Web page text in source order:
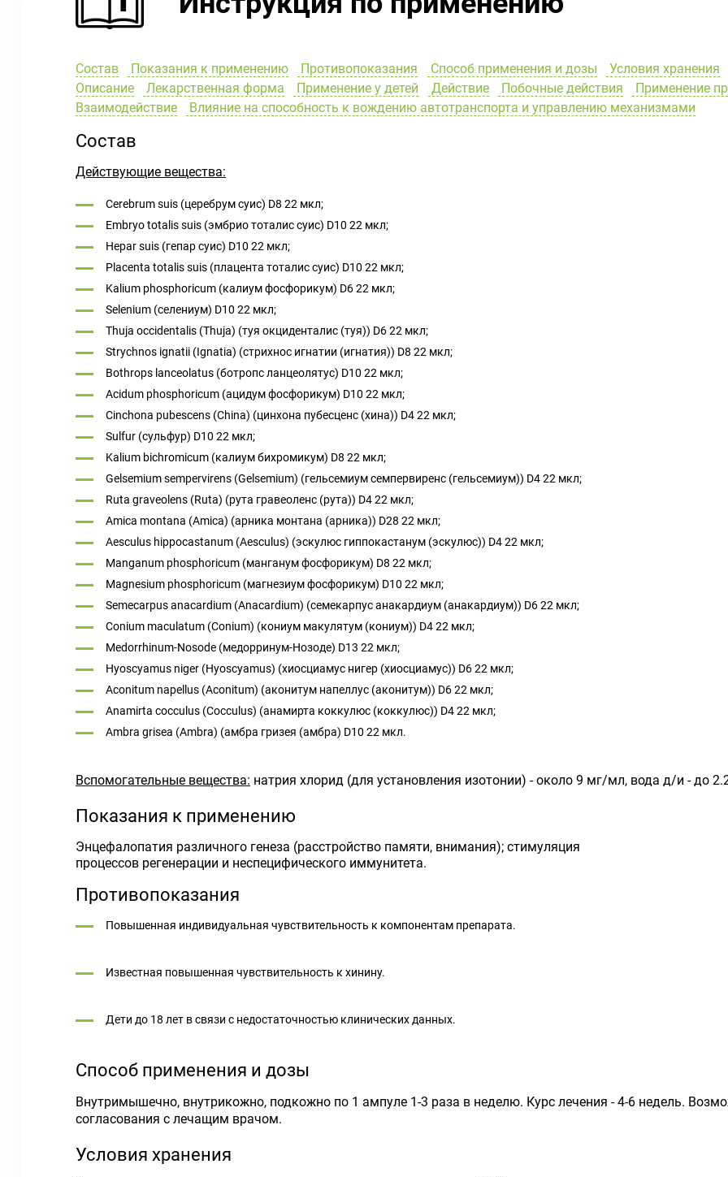
Состав Показания к применению Противопоказания Способ применения и дозы Условия хранения
Описание
Лекарственная форма Применение у детей Действие Побочные действия
Применение
Взаимодействие
Влияние на способность к вождению автотранспорта и управлению механизмами
Состав
Действующие вещества:
Cerebrum suis (церебрум суис) D8 22 мкл;
Embryo totalis suis (эмбрио тоталис суис) D10 22 мкл;
Hepar suis (гепар суис) D10 22 мкл;
Placenta totalis suis (плацента тоталис суис) D10 22 мкл;
Kalium phosphoricum (калиум фосфорикум) D6 22 мкл;
Selenium (селениум) D10 22 мкл;
Thuja occidentalis (Thuja) (туя окциденталис (туя)) D6 22 мкл;
Strychnos ignatii (Ignatia) (стрихнос игнатии (игнатия)) D8 22 мкл;
Bothrops lanceolatus (ботропс ланцеолятус) D10 22 мкл;
Acidum phosphoricum (ацидум фосфорикум) D10 22 мкл;
Cinchona pubescens (China) (цинхона пубесценс (хина)) D4 22 мкл;
Sulfur (сульфур) D10 22 мкл;
Kalium bichromicum (калиум бихромикум) D8 22 мкл;
Gelsemium sempervirens (Gelsemium) (гельсемиум семпервиренс (гельсемиум)) D4 22 мкл;
Ruta graveolens (Ruta) (рута гравеоленс (рута)) D4 22 мкл;
Amica montana (Amica) (арника монтана (арника)) D28 22 мкл;
Aesculus hippocastanum (Aesculus) (эскулюс гиппокастанум (эскулюс)) D4 22 мкл;
Manganum phosphoricum (манганум фосфорикум) D8 22 мкл;
Magnesium phosphoricum (магнезиум фосфорикум) D10 22 мкл;
Semecarpus anacardium (Anacardium) (семекарпус анакардиум (анакардиум)) D6 22 мкл;
Conium maculatum (Conium) (кониум макулятум (кониум)) D4 22 мкл;
Medorrhinum-Nosode (медорринум-Нозоде) D13 22 мкл;
Hyoscyamus niger (Hyoscyamus) (хиосциамус нигер (хиосциамус)) D6 22 мкл;
Aconitum napellus (Aconitum) (аконитум напеллус (аконитум)) D6 22 мкл;
Anamirta cocculus (Cocculus) (анамирта коккулюс (коккулюс)) D4 22 мкл;
Ambra grisea (Ambra) (амбра гризея (амбра) D10 22 мкл.
Вспомогательные вещества: натрия хлорид (для установления изотонии) - около 9 мг/мл, вода д/и - до
Показания к применению
Энцефалопатия различного генеза (расстройство памяти, внимания); стимуляция
процессов регенерации и неспецифического иммунитета.
Противопоказания
Повышенная индивидуальная чувствительность к компонентам препарата.
Известная повышенная чувствительность к хинину.
Дети до 18 лет в связи с недостаточностью клинических данных.
Способ применения и дозы
Внутримышечно, внутрикожно, подкожно по 1 ампуле 1-3 раза в неделю. Курс лечения - 4-6 недель.
согласования с лечащим врачом.
Условия хранения